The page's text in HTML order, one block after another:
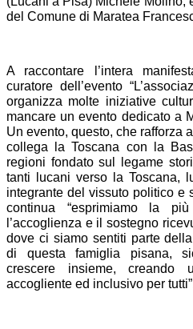
del Comune di Maratea
A raccontare l’intera
curatore dell’evento
organizza molte iniziative
mancare un evento dedicato a
Un evento, questo, che rafforza
collega la Toscana con la
regioni fondato sul legame
tanti lucani verso la Toscana,
integrante del vissuto politico e
continua “esprimiamo la
l’accoglienza e il sostegno
dove ci siamo sentiti parte
di questa famiglia pisana,
crescere insieme, creando
accogliente ed inclusivo per